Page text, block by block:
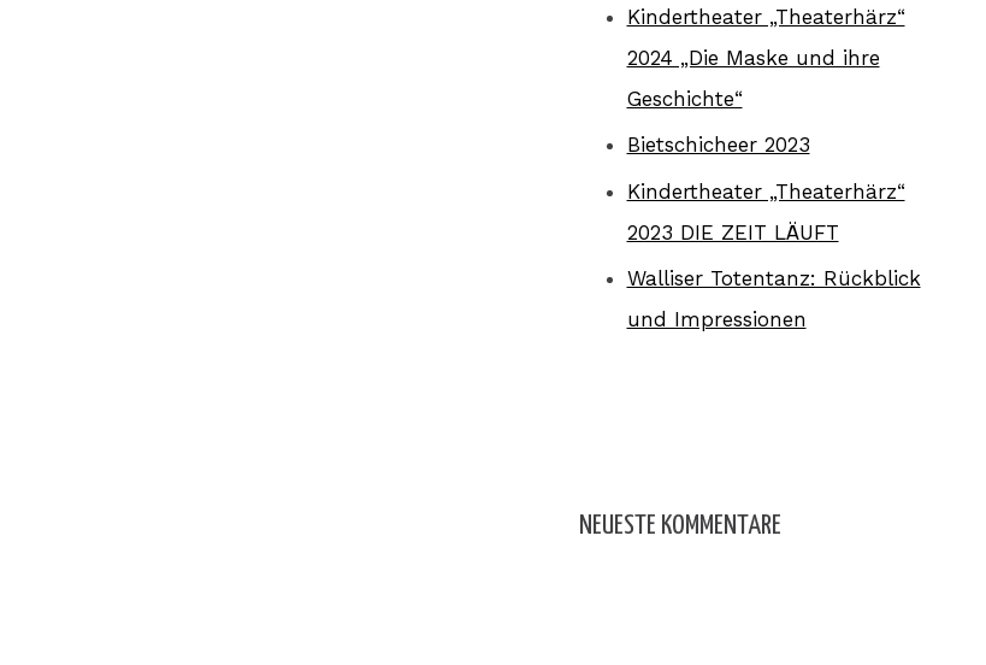
Kindertheater „Theaterhärz“
2024 „Die Maske und ihre
Geschichte“
Bietschicheer 2023
Kindertheater „Theaterhärz“
2023 DIE ZEIT LÄUFT
Walliser Totentanz: Rückblick
und Impressionen
NEUESTE KOMMENTARE